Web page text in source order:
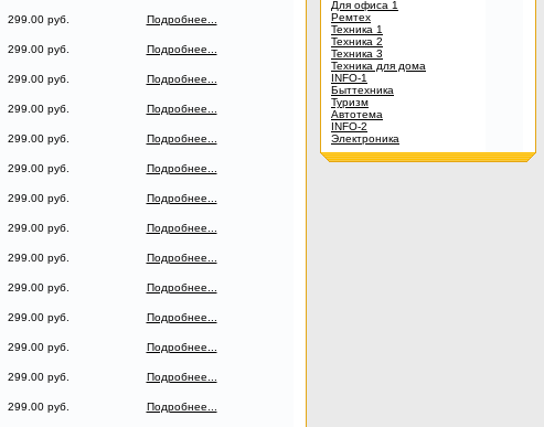
299.00 руб.
Подробнее...
299.00 руб.
Подробнее...
299.00 руб.
Подробнее...
299.00 руб.
Подробнее...
299.00 руб.
Подробнее...
299.00 руб.
Подробнее...
299.00 руб.
Подробнее...
299.00 руб.
Подробнее...
299.00 руб.
Подробнее...
299.00 руб.
Подробнее...
299.00 руб.
Подробнее...
299.00 руб.
Подробнее...
299.00 руб.
Подробнее...
299.00 руб.
Подробнее...
Для офиса 1
Ремтех
Техника 1
Техника 2
Техника 3
Техника для дома
INFO-1
Быттехника
Туризм
Автотема
INFO-2
Электроника